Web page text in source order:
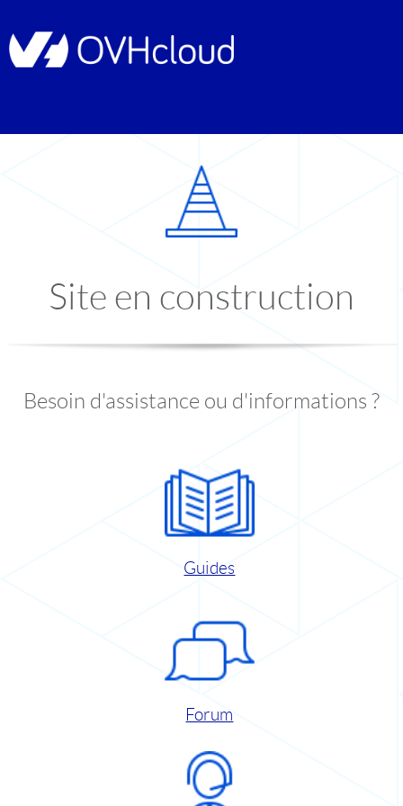
Site en construction
Besoin d'assistance ou d'informations ?
Guides
Forum